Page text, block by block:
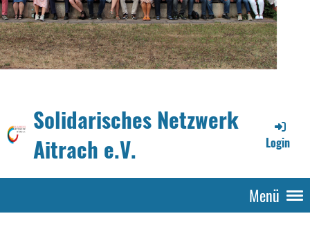
Solidarisches Netzwerk
Aitrach e.V.
Login
Menü